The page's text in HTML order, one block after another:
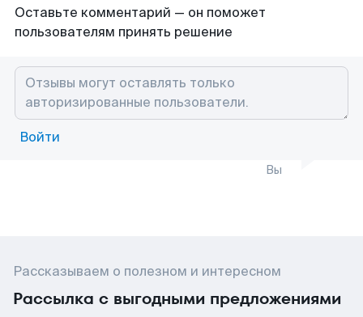
Оставьте комментарий — он поможет
пользователям принять решение
Войти
Вы
Рассказываем о полезном и интересном
Рассылка с выгодными предложениями